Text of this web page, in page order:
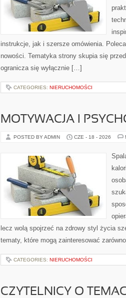
instrukcje, jak i szersze omówienia.
nowości. Tematyka strony skupia się
ogranicza się wyłącznie […]
CATEGORIES: NIERUCHOMOŚCI
MOTYWACJA I
POSTED BY ADMIN CZE - 18 - 2026
lecz wolą spojrzeć na zdrowy styl życia
tematy, które mogą zainteresować
CATEGORIES: NIERUCHOMOŚCI
CZYTELNICY O